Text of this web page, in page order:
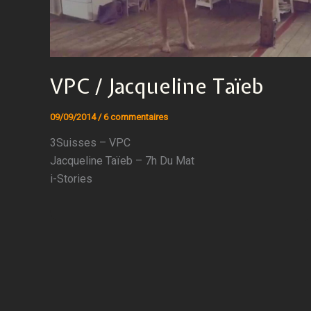
VPC / Jacqueline Taïeb
09/09/2014 /6 commentaires
3Suisses – VPC
Jacqueline Taïeb – 7h Du Mat
i-Stories